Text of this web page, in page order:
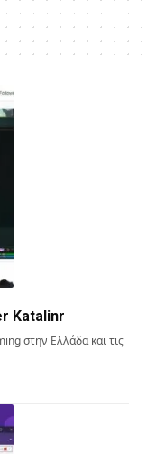
Katalinr
στην Ελλάδα και τις